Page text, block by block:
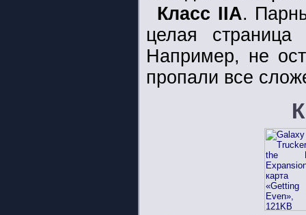
Класс IIA.
целая
Например, не
пропали все